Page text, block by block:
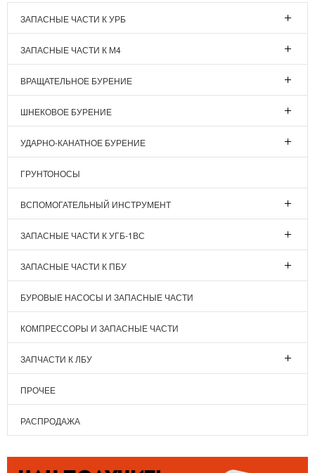
ЗАПАСНЫЕ ЧАСТИ К УРБ
ЗАПАСНЫЕ ЧАСТИ К М4
ВРАЩАТЕЛЬНОЕ БУРЕНИЕ
ШНЕКОВОЕ БУРЕНИЕ
УДАРНО-КАНАТНОЕ БУРЕНИЕ
ГРУНТОНОСЫ
ВСПОМОГАТЕЛЬНЫЙ ИНСТРУМЕНТ
ЗАПАСНЫЕ ЧАСТИ К УГБ-1ВС
ЗАПАСНЫЕ ЧАСТИ К ПБУ
БУРОВЫЕ НАСОСЫ И ЗАПАСНЫЕ ЧАСТИ
КОМПРЕССОРЫ И ЗАПАСНЫЕ ЧАСТИ
ЗАПЧАСТИ К ЛБУ
ПРОЧЕЕ
РАСПРОДАЖА